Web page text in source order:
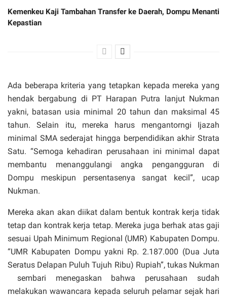
Kemenkeu Kaji Tambahan Transfer ke Daerah, Dompu Menanti
Kepastian
Ada beberapa kriteria yang tetapkan kepada mereka yang
hendak bergabung di PT Harapan Putra lanjut Nukman
yakni, batasan usia minimal 20 tahun dan maksimal 45
tahun. Selain itu, mereka harus mengantorngi Ijazah
minimal SMA sederajat hingga berpendidikan akhir Strata
Satu. “Semoga kehadiran perusahaan ini minimal dapat
membantu menanggulangi angka pengangguran di
Dompu meskipun persentasenya sangat kecil”, ucap
Nukman.
Mereka akan akan diikat dalam bentuk kontrak kerja tidak
tetap dan kontrak kerja tetap. Mereka juga berhak atas gaji
sesuai Upah Minimum Regional (UMR) Kabupaten Dompu.
“UMR Kabupaten Dompu yakni Rp. 2.187.000 (Dua Juta
Seratus Delapan Puluh Tujuh Ribu) Rupiah”, tukas Nukman
sembari menegaskan bahwa perusahaan sudah
melakukan wawancara kepada seluruh pelamar sejak hari